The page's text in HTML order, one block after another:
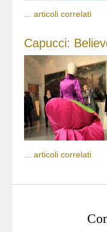
... articoli correlati
Capucci:
articoli correlati